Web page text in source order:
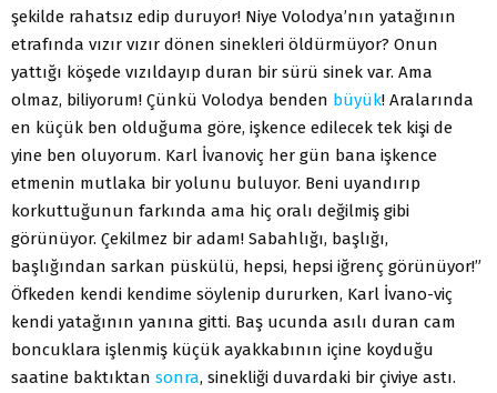
şekilde rahatsız edip duruyor! Niye Volodya’nın yatağının
etrafında vızır vızır dönen sinekleri öldürmüyor? Onun
yattığı köşede vızıldayıp duran bir sürü sinek var. Ama
olmaz, biliyorum! Çünkü Volodya benden büyük! Aralarında
en küçük ben olduğuma göre, işkence edilecek tek kişi de
yine ben oluyorum. Karl İvanoviç her gün bana işkence
etmenin mutlaka bir yolunu buluyor. Beni uyandırıp
korkuttuğunun farkında ama hiç oralı değilmiş gibi
görünüyor. Çekilmez bir adam! Sabahlığı, başlığı,
başlığından sarkan püskülü, hepsi, hepsi iğrenç görünüyor!”
Öfkeden kendi kendime söylenip dururken, Karl İvano-viç
kendi yatağının yanına gitti. Baş ucunda asılı duran cam
boncuklara işlenmiş küçük ayakkabının içine koyduğu
saatine baktıktan sonra, sinekliği duvardaki bir çiviye astı.